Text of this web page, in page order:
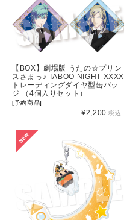
【BOX】劇場版 うたの☆プリン
スさまっ♪ TABOO NIGHT XXXX
トレーディングダイヤ型缶バッ
ジ （4個入りセット）
[予約商品]
¥2,200税込